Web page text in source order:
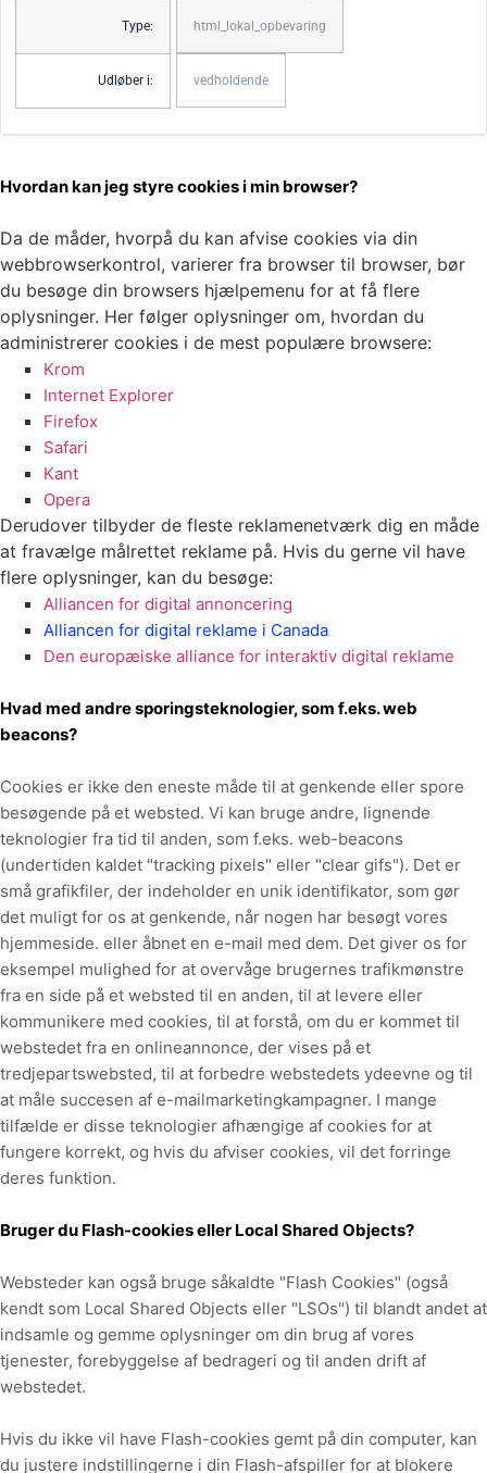
Type: html_lokal_opbevaring
Udløber i: vedholdende
Hvordan kan jeg styre cookies i min browser?
Da de måder, hvorpå du kan afvise cookies via din
webbrowserkontrol, varierer fra browser til browser, bør
du besøge din browsers hjælpemenu for at få flere
oplysninger. Her følger oplysninger om, hvordan du
administrerer cookies i de mest populære browsere:
Krom
Internet Explorer
Firefox
Safari
Kant
Opera
Derudover tilbyder de fleste reklamenetværk dig en måde
at fravælge målrettet reklame på. Hvis du gerne vil have
flere oplysninger, kan du besøge:
Alliancen for digital annoncering
Alliancen for digital reklame i Canada
Den europæiske alliance for interaktiv digital reklame
Hvad med andre sporingsteknologier, som f.eks. web
beacons?
Cookies er ikke den eneste måde til at genkende eller spore
besøgende på et websted. Vi kan bruge andre, lignende
teknologier fra tid til anden, som f.eks. web-beacons
(undertiden kaldet "tracking pixels" eller "clear gifs"). Det er
små grafikfiler, der indeholder en unik identifikator, som gør
det muligt for os at genkende, når nogen har besøgt vores
hjemmeside. eller åbnet en e-mail med dem. Det giver os for
eksempel mulighed for at overvåge brugernes trafikmønstre
fra en side på et websted til en anden, til at levere eller
kommunikere med cookies, til at forstå, om du er kommet til
webstedet fra en onlineannonce, der vises på et
tredjepartswebsted, til at forbedre webstedets ydeevne og til
at måle succesen af e-mailmarketingkampagner. I mange
tilfælde er disse teknologier afhængige af cookies for at
fungere korrekt, og hvis du afviser cookies, vil det forringe
deres funktion.
Bruger du Flash-cookies eller Local Shared Objects?
Websteder kan også bruge såkaldte "Flash Cookies" (også
kendt som Local Shared Objects eller "LSOs") til blandt andet at
indsamle og gemme oplysninger om din brug af vores
tjenester, forebyggelse af bedrageri og til anden drift af
webstedet.
Hvis du ikke vil have Flash-cookies gemt på din computer, kan
du justere indstillingerne i din Flash-afspiller for at blokere